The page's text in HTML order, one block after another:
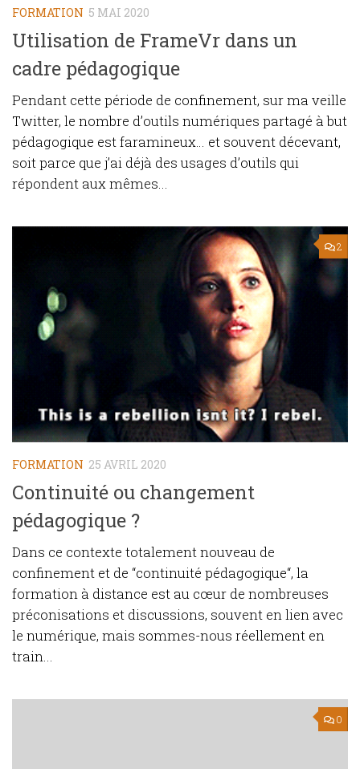
FORMATION 5 MAI 2020
Utilisation de FrameVr dans un
cadre pédagogique
Pendant cette période de confinement, sur ma veille
Twitter, le nombre d’outils numériques partagé à but
pédagogique est faramineux… et souvent décevant,
soit parce que j’ai déjà des usages d’outils qui
répondent aux mêmes...
2
FORMATION 25 AVRIL 2020
Continuité ou changement
pédagogique ?
Dans ce contexte totalement nouveau de
confinement et de “continuité pédagogique“, la
formation à distance est au cœur de nombreuses
préconisations et discussions, souvent en lien avec
le numérique, mais sommes-nous réellement en
train...
0